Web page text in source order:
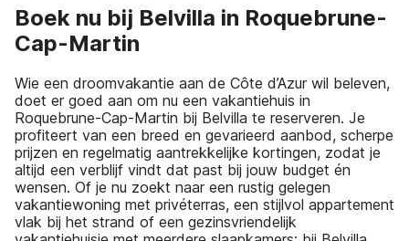
Boek nu bij Belvilla in Roquebrune-
Cap-Martin
Wie een droomvakantie aan de Côte d’Azur wil beleven,
doet er goed aan om nu een vakantiehuis in
Roquebrune-Cap-Martin bij Belvilla te reserveren. Je
profiteert van een breed en gevarieerd aanbod, scherpe
prijzen en regelmatig aantrekkelijke kortingen, zodat je
altijd een verblijf vindt dat past bij jouw budget én
wensen. Of je nu zoekt naar een rustig gelegen
vakantiewoning met privéterras, een stijlvol appartement
vlak bij het strand of een gezinsvriendelijk